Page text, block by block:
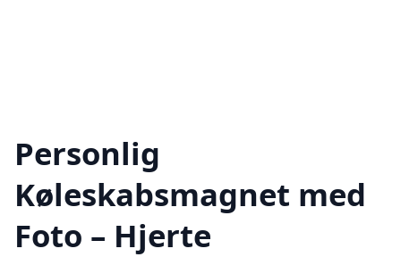
Personlig
Køleskabsmagnet med
Foto – Hjerte